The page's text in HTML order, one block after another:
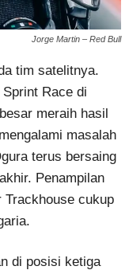
Jorge Martin – Red Bull
tim satelitnya.
Race di
meraih hasil
masalah
terus bersaing
Penampilan
Trackhouse cukup
di posisi ketiga